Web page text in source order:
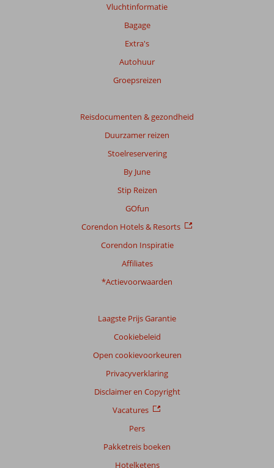
Vluchtinformatie
Bagage
Extra's
Autohuur
Groepsreizen
Reisdocumenten & gezondheid
Duurzamer reizen
Stoelreservering
By June
Stip Reizen
GOfun
Corendon Hotels & Resorts
Corendon Inspiratie
Affiliates
*Actievoorwaarden
Laagste Prijs Garantie
Cookiebeleid
Open cookievoorkeuren
Privacyverklaring
Disclaimer en Copyright
Vacatures
Pers
Pakketreis boeken
Hotelketens